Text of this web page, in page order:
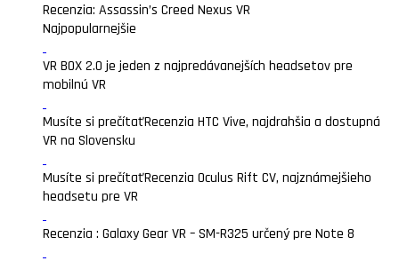
Recenzia: Assassin’s Creed Nexus VR
Najpopularnejšie
VR BOX 2.0 je jeden z najpredávanejších headsetov pre
mobilnú VR
Musíte si prečítaťRecenzia HTC Vive, najdrahšia a dostupná
VR na Slovensku
Musíte si prečítaťRecenzia Oculus Rift CV, najznámejšieho
headsetu pre VR
Recenzia : Galaxy Gear VR – SM-R325 určený pre Note 8